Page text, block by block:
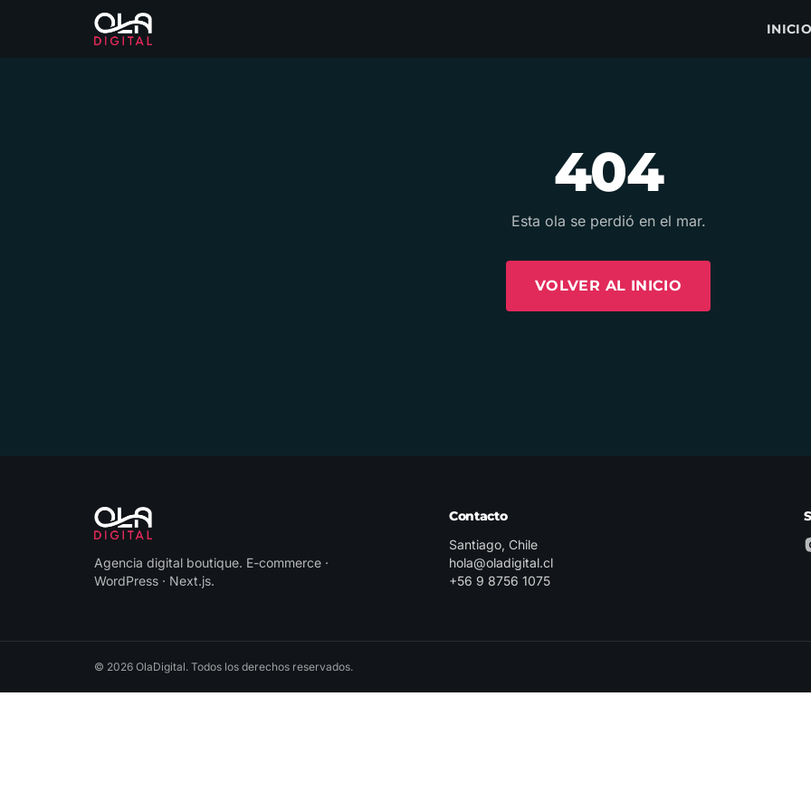
404
Esta ola se perdió en el mar.
VOLVER AL INICIO
Agencia digital boutique. E-commerce ·
WordPress · Next.js.
Contacto
Santiago, Chile
hola@oladigital.cl
+56 9 8756 1075
© 2026 OlaDigital. Todos los derechos reservados.